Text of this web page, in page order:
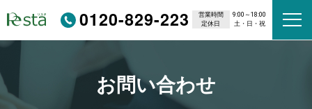
0120-829-223 営業時間
9:00～18:00
定休日
土・日・祝
お問い合わせ